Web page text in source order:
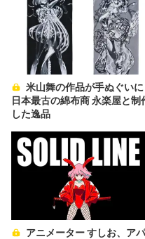
日本最古の綿布商 永楽屋と制
した逸品